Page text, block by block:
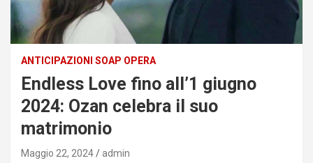
ANTICIPAZIONI SOAP OPERA
Endless Love fino all’1 giugno
2024: Ozan celebra il suo
matrimonio
Maggio 22, 2024 admin